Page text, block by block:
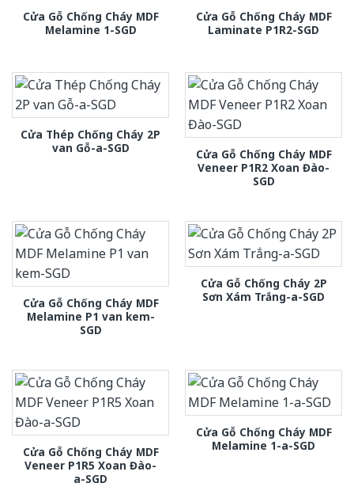
Cửa Gỗ Chống Cháy MDF
Melamine 1-SGD
Cửa Gỗ Chống Cháy MDF
Laminate P1R2-SGD
Cửa Thép Chống Cháy 2P
van Gỗ-a-SGD
Cửa Gỗ Chống Cháy MDF
Veneer P1R2 Xoan Đào-
SGD
Cửa Gỗ Chống Cháy MDF
Melamine P1 van kem-
SGD
Cửa Gỗ Chống Cháy 2P
Sơn Xám Trắng-a-SGD
Cửa Gỗ Chống Cháy MDF
Veneer P1R5 Xoan Đào-
a-SGD
Cửa Gỗ Chống Cháy MDF
Melamine 1-a-SGD